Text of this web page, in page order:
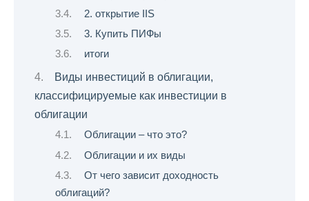
2. открытие IIS
3. Купить ПИФы
итоги
Виды инвестиций в облигации,
классифицируемые как инвестиции в
облигации
Облигации – что это?
Облигации и их виды
От чего зависит доходность
облигаций?